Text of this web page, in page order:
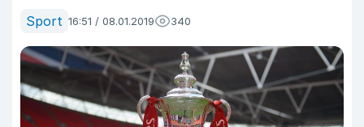
Sport 16:51 / 08.01.2019 340